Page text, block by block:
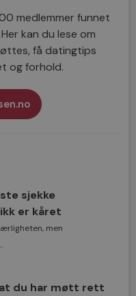
medlemmer funnet
kan du lese om
få datingtips
og forhold.
sjekke
er kåret
men
du har møtt rett